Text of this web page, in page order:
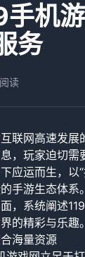
手机
务
读
联网高速发展
，玩家迫切需
应运而生，以
手游生态体系
，系统阐述
的精彩与乐趣。
海量资源